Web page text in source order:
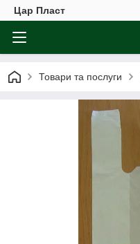
Цар Пласт
Товари та послуги